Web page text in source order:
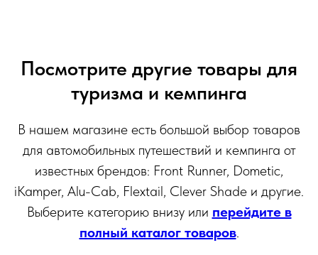
Посмотрите другие товары для
туризма и кемпинга
В нашем магазине есть большой выбор товаров
для автомобильных путешествий и кемпинга от
известных брендов: Front Runner, Dometic,
iKamper, Alu-Cab, Flextail, Clever Shade и другие.
Выберите категорию внизу или перейдите в
полный каталог товаров.